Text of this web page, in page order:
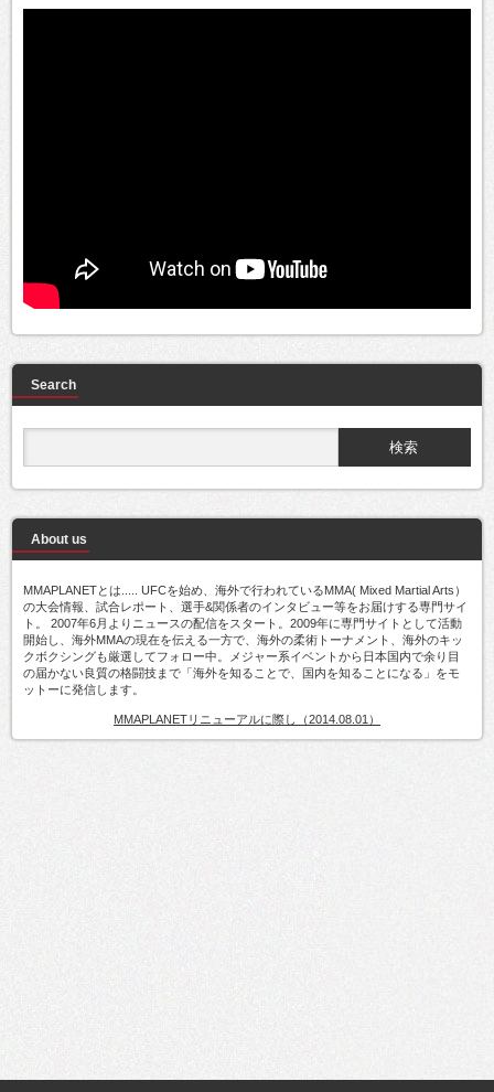
Search
About us
MMAPLANETとは..... UFCを始め、海外で行われているMMA( Mixed Martial Arts）
の大会情報、試合レポート、選手&関係者のインタビュー等をお届けする専門サイ
ト。 2007年6月よりニュースの配信をスタート。2009年に専門サイトとして活動
開始し、海外MMAの現在を伝える一方で、海外の柔術トーナメント、海外のキッ
クボクシングも厳選してフォロー中。メジャー系イベントから日本国内で余り目
の届かない良質の格闘技まで「海外を知ることで、国内を知ることになる」をモ
ットーに発信します。
MMAPLANETリニューアルに際し（2014.08.01）